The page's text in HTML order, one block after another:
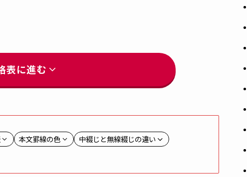
表に進む
本文罫線の色
中綴じと無線綴じの違い